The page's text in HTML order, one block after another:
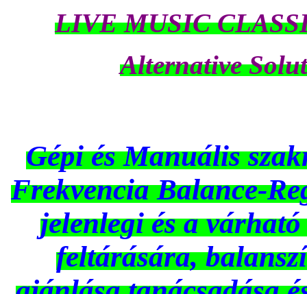
LIVE MUSIC
Alternative
Gépi és Manuális
Frekvencia Balance-
jelenlegi és a
feltárására,